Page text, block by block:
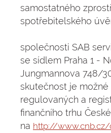
samostatného
spotřebitelského
společnosti SAB
se sídlem Praha 1 -
Jungmannova 748/
skutečnost je
regulovaných a
finančního trhu
na http://